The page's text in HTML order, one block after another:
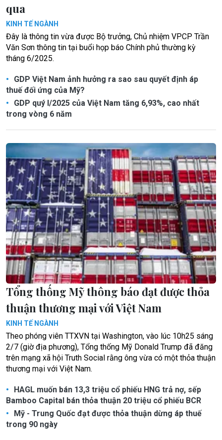
qua
KINH TẾ NGÀNH
Đây là thông tin vừa được Bộ trưởng, Chủ nhiệm VPCP Trần
Văn Sơn thông tin tại buổi họp báo Chính phủ thường kỳ
tháng 6/2025.
GDP Việt Nam ảnh hưởng ra sao sau quyết định áp
thuế đối ứng của Mỹ?
GDP quý I/2025 của Việt Nam tăng 6,93%, cao nhất
trong vòng 6 năm
Tổng thống Mỹ thông báo đạt được thỏa
thuận thương mại với Việt Nam
KINH TẾ NGÀNH
Theo phóng viên TTXVN tại Washington, vào lúc 10h25 sáng
2/7 (giờ địa phương), Tổng thống Mỹ Donald Trump đã đăng
trên mạng xã hội Truth Social rằng ông vừa có một thỏa thuận
thương mại với Việt Nam.
HAGL muốn bán 13,3 triệu cổ phiếu HNG trả nợ, sếp
Bamboo Capital bán thỏa thuận 20 triệu cổ phiếu BCR
Mỹ - Trung Quốc đạt được thỏa thuận dừng áp thuế
trong 90 ngày